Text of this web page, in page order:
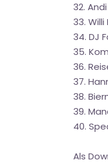
32.
33.
34. DJ
35.
36.
37.
38.
39.
40.
Als